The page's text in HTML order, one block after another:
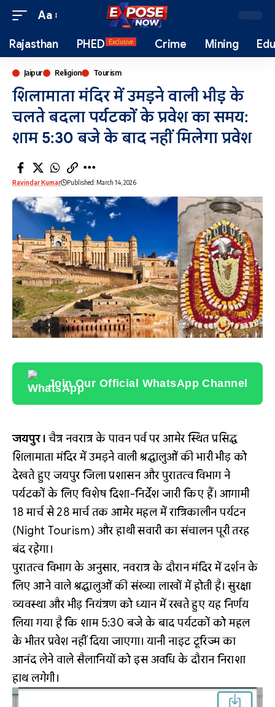
Aa
Rajasthan PHED Exclusive Crime Mining
Jaipur Religion Tourism
शिलामाता मंदिर में उमड़ने वाली भीड़ के
चलते बदला पर्यटकों के प्रवेश का समय:
शाम 5:30 बजे के बाद नहीं मिलेगा प्रवेश
Ravindar Kumar Published: March 14, 2026
Join Our Official WhatsApp Channel
जयपुर। चैत्र नवरात्र के पावन पर्व पर आमेर स्थित प्रसिद्ध
शिलामाता मंदिर में उमड़ने वाली श्रद्धालुओं की भारी भीड़ को
देखते हुए जयपुर जिला प्रशासन और पुरातत्व विभाग ने
पर्यटकों के लिए विशेष दिशा-निर्देश जारी किए हैं। आगामी
18 मार्च से 28 मार्च तक आमेर महल में रात्रिकालीन पर्यटन
(Night Tourism) और हाथी सवारी का संचालन पूरी तरह
बंद रहेगा।
पुरातत्व विभाग के अनुसार, नवरात्र के दौरान मंदिर में दर्शन के
लिए आने वाले श्रद्धालुओं की संख्या लाखों में होती है। सुरक्षा
व्यवस्था और भीड़ नियंत्रण को ध्यान में रखते हुए यह निर्णय
लिया गया है कि शाम 5:30 बजे के बाद पर्यटकों को महल
के भीतर प्रवेश नहीं दिया जाएगा। यानी नाइट टूरिज्म का
आनंद लेने वाले सैलानियों को इस अवधि के दौरान निराशा
हाथ लगेगी।